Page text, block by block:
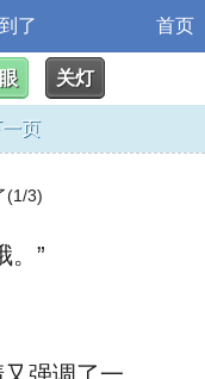
了 首页
关灯
页
(1/3)
。”